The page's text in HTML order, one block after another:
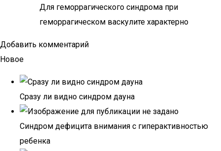
Для геморрагического синдрома при
геморрагическом васкулите характерно
Добавить комментарий
Новое
Сразу ли видно синдром дауна
Синдром дефицита внимания с гиперактивностью
ребенка